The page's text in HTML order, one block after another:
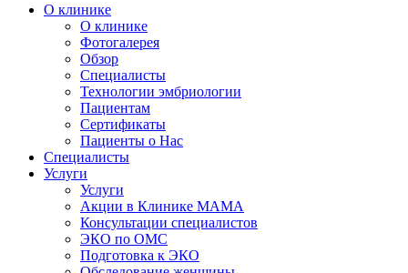
О клинике
О клинике
Фотогалерея
Обзор
Специалисты
Технологии эмбриологии
Пациентам
Сертификаты
Пациенты о Нас
Специалисты
Услуги
Услуги
Акции в Клинике МАМА
Консультации специалистов
ЭКО по ОМС
Подготовка к ЭКО